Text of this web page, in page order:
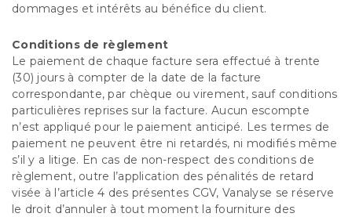
dommages et intérêts au bénéfice du client.
Conditions de règlement
Le paiement de chaque facture sera effectué à trente
(30) jours à compter de la date de la facture
correspondante, par chèque ou virement, sauf conditions
particulières reprises sur la facture. Aucun escompte
n’est appliqué pour le paiement anticipé. Les termes de
paiement ne peuvent être ni retardés, ni modifiés même
s’il y a litige. En cas de non-respect des conditions de
règlement, outre l’application des pénalités de retard
visée à l’article 4 des présentes CGV, Vanalyse se réserve
le droit d’annuler à tout moment la fourniture des